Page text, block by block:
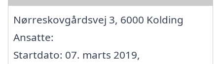
Nørreskovgårdsvej 3, 6000 Kolding
Ansatte:
Startdato: 07. marts 2019,